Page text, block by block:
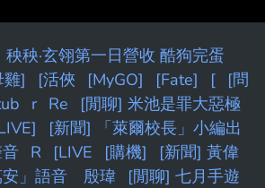
秧秧·玄翎第一日營收 酷狗完蛋
雞] [活俠 [MyGO] [Fate] [
[問
r Re
[閒聊] 米池是罪大惡極
[新聞] 「萊爾校長」小編出
R [LIVE [購機]
[新聞] 黃偉
安」語音 殷瑋
[閒聊] 七月手遊